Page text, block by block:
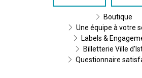
Boutique
Une équipe à votre
Labels &
Billetterie Ville
Questionnaire